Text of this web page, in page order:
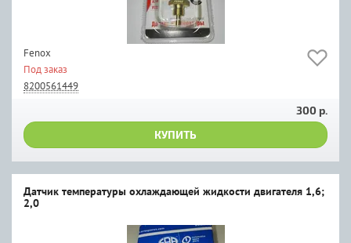
Fenox
Под заказ
8200561449
300 р.
КУПИТЬ
Датчик температуры охлаждающей жидкости двигателя 1,6;
2,0